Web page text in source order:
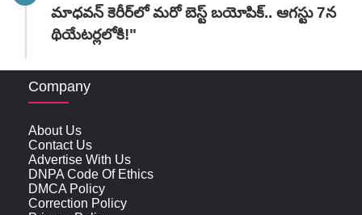
మాధవన్‌ కెరీర్‌లో మరో బెస్ట్ బయోపిక్.. ఆగస్టు 7న
థియేటర్లలోకి!"
Company
About Us
Contact Us
Advertise With Us
DNPA Code Of Ethics
DMCA Policy
Correction Policy